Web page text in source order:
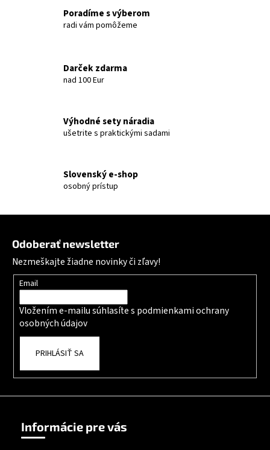
Poradíme s výberom
radi vám pomôžeme
Darček zdarma
nad 100 Eur
Výhodné sety náradia
ušetrite s praktickými sadami
Slovenský e-shop
osobný prístup
Odoberať newsletter
Nezmeškajte žiadne novinky či zľavy!
Email
Vložením e-mailu súhlasíte s podmienkami ochrany
osobných údajov
PRIHLÁSIŤ SA
Informácie pre vás